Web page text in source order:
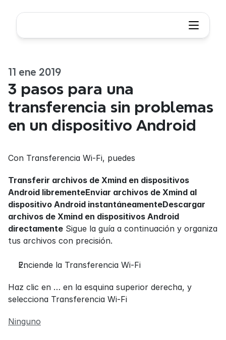
11 ene 2019
3 pasos para una
transferencia sin problemas
en un dispositivo Android
Con Transferencia Wi-Fi, puedes
Transferir archivos de Xmind en dispositivos
Android librementeEnviar archivos de Xmind al
dispositivo Android instantáneamenteDescargar
archivos de Xmind en dispositivos Android
directamente Sigue la guía a continuación y organiza
tus archivos con precisión.
Enciende la Transferencia Wi-Fi
Haz clic en … en la esquina superior derecha, y
selecciona Transferencia Wi-Fi
Ninguno